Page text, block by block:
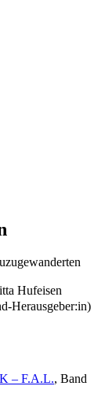
Hufeisen
Herausgeber:in)
– F.A.L., Band